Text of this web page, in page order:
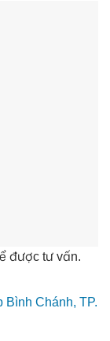
được tư vấn.
Chánh, TP.